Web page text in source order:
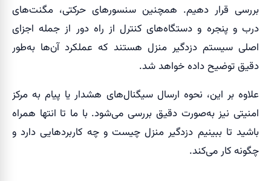
بررسی قرار دهیم. همچنین سنسورهای حرکتی، مگنت‌های
درب و پنجره و دستگاه‌های کنترل از راه دور از جمله اجزای
اصلی سیستم دزدگیر منزل هستند که عملکرد آن‌ها به‌طور
دقیق توضیح داده خواهد شد.
علاوه بر این، نحوه ارسال سیگنال‌های هشدار یا پیام به مرکز
امنیتی نیز به‌صورت دقیق بررسی می‌شود. با ما تا انتها همراه
باشید تا ببینیم دزدگیر منزل چیست و چه کاربردهایی دارد و
چگونه کار می‌کند.